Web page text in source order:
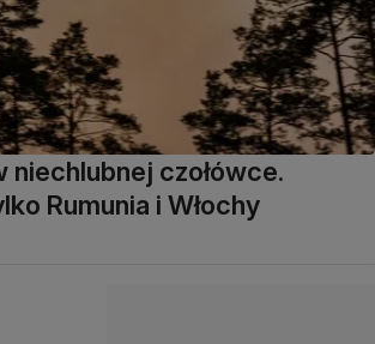
niechlubnej czołówce.
Rumunia i Włochy